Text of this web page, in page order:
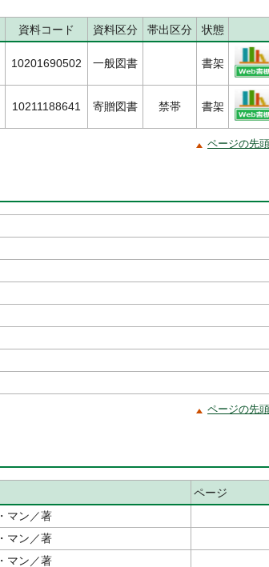
資料コード 資料区分 帯出区分 状態
10201690502 一般図書 書架
10211188641 寄贈図書 禁帯 書架
ページの先
ページの先
ページ
マン／著
マン／著
マン／著